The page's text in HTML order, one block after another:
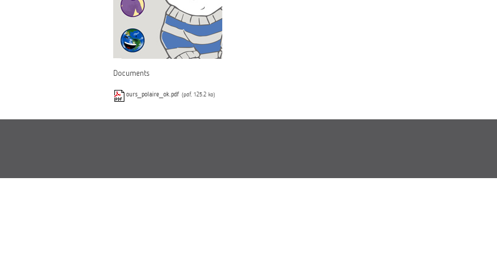
Documents
ours_polaire_ok.pdf (pdf, 125.2 ko)